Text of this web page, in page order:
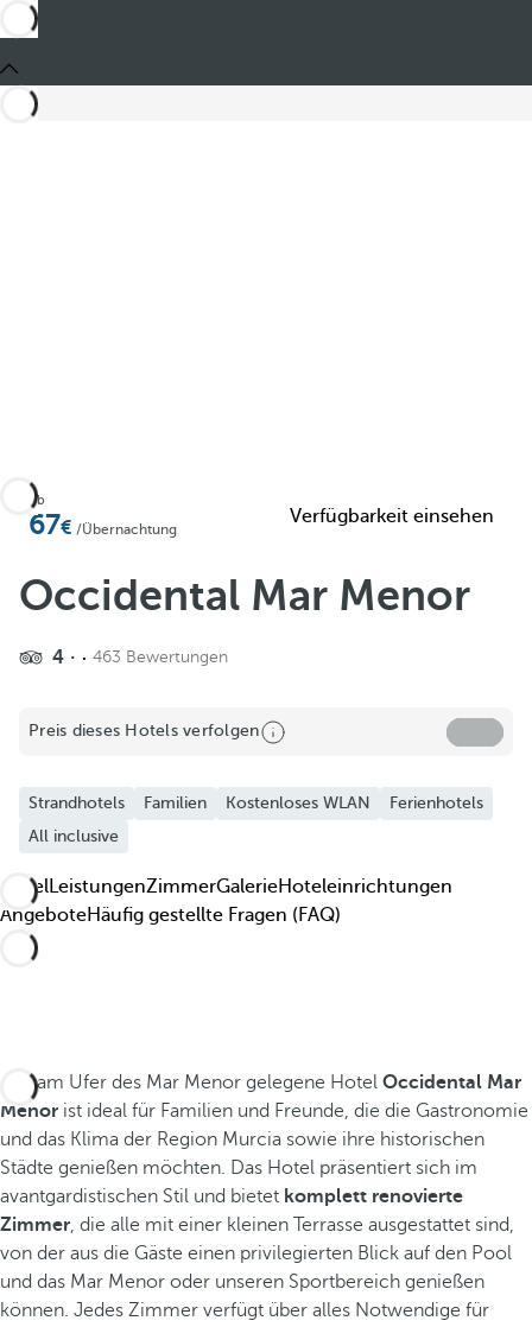
Zu Favoriten hinzufügen
Weitere Fotos und Videos ansehen
Ab
67 /Übernachtung
Verfügbarkeit einsehen
Occidental Mar Menor
4 463 Bewertungen
Preis dieses Hotels verfolgen
Strandhotels Familien Kostenloses WLAN
Ferienhotels
All inclusive
HotelLeistungenZimmerGalerieHoteleinrichtungen
AngeboteHäufig gestellte Fragen (FAQ)
Das am Ufer des Mar Menor gelegene Hotel Occidental Mar
Menor ist ideal für Familien und Freunde, die die Gastronomie
und das Klima der Region Murcia sowie ihre historischen
Städte genießen möchten. Das Hotel präsentiert sich im
avantgardistischen Stil und bietet komplett renovierte
Zimmer, die alle mit einer kleinen Terrasse ausgestattet sind,
von der aus die Gäste einen privilegierten Blick auf den Pool
und das Mar Menor oder unseren Sportbereich genießen
können. Jedes Zimmer verfügt über alles Notwendige für